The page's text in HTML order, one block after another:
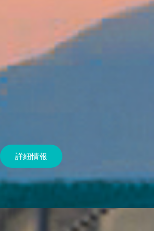
詳細情報